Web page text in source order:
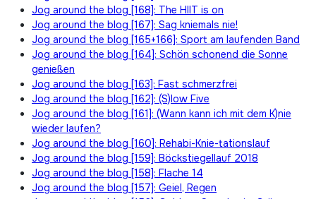
Jog around the blog [168]: The HIIT is on
Jog around the blog [167]: Sag kniemals nie!
Jog around the blog [165+166]: Sport am laufenden Band
Jog around the blog [164]: Schön schonend die Sonne
genießen
Jog around the blog [163]: Fast schmerzfrei
Jog around the blog [162]: (S)low Five
Jog around the blog [161]: (Wann kann ich mit dem K)nie
wieder laufen?
Jog around the blog [160]: Rehabi-Knie-tationslauf
Jog around the blog [159]: Böckstiegellauf 2018
Jog around the blog [158]: Flache 14
Jog around the blog [157]: Geiel, Regen